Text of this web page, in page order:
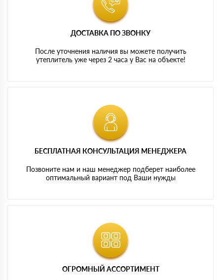
ДОСТАВКА ПО ЗВОНКУ
После уточнения наличия вы можете получить
утеплитель уже через 2 часа у Вас на объекте!
БЕСПЛАТНАЯ КОНСУЛЬТАЦИЯ МЕНЕДЖЕРА
Позвоните нам и наш менеджер подберет наиболее
оптимальный вариант под Ваши нужды
ОГРОМНЫЙ АССОРТИМЕНТ